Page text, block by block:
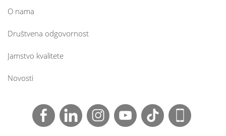
O nama
Društvena odgovornost
Jamstvo kvalitete
Novosti